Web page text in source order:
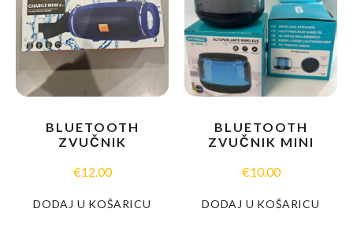
BLUETOOTH
ZVUČNIK
€12.00
DODAJ U KOŠARICU
BLUETOOTH
ZVUČNIK MINI
€10.00
DODAJ U KOŠARICU